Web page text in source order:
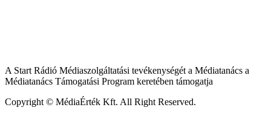
A Start Rádió Médiaszolgáltatási tevékenységét a Médiatanács a
Médiatanács Támogatási Program keretében támogatja
Copyright © MédiaÉrték Kft. All Right Reserved.